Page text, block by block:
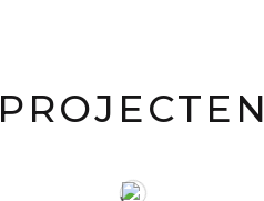
PROJECTEN